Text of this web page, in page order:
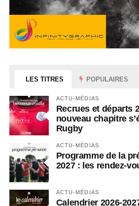
LES TITRES POPULAIRES
ACTU-MÉDIAS
Recrues et départs
nouveau chapitre
Rugby
ACTU-MÉDIAS
Programme de la
2027 : les rendez-
ACTU-MÉDIAS
Calendrier 2026-